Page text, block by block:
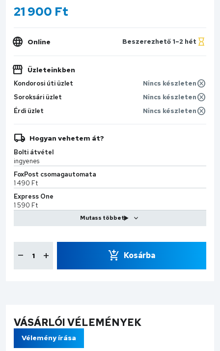
21 900 Ft
Online Beszerezhető 1–2 hét
Üzleteinkben
Kondorosi úti üzlet
Nincs készleten
Soroksári üzlet
Nincs készleten
Érdi üzlet
Nincs készleten
Hogyan vehetem át?
Bolti átvétel
ingyenes
FoxPost csomagautomata
1 490 Ft
Express One
1 590 Ft
2 599 Ft
CS-Sprint
Kosárba
VÁSÁRLÓI VÉLEMÉNYEK
Vélemény írása